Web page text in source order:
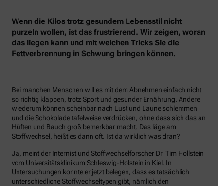
Wenn die Kilos trotz gesundem Lebensstil nicht
purzeln wollen, ist das frustrierend. Wir zeigen, woran
das liegen kann und mit welchen Tricks Sie die
Fettverbrennung in Schwung bringen können.
Bei manchen Menschen will es mit dem Abnehmen einfach nicht
so richtig klappen, trotz Sport und gesunder Ernährung. Andere
wiederum können scheinbar nach Lust und Laune schlemmen
und die Schokolade tafelweise verdrücken, ohne dass sich das an
Hüften und Bauch groß bemerkbar macht. Das läge am
Stoffwechsel, heißt es dann oft. Ist da wirklich was dran?
Ja, meint der Internist und Stoffwechselforscher Dr. Tim Hollstein
vom Universitätsklinikum Schleswig-Holstein in Kiel. In
Untersuchungen konnte er jetzt belegen, dass es tatsächlich
unterschiedliche Stoffwechseltypen gibt, nämlich den